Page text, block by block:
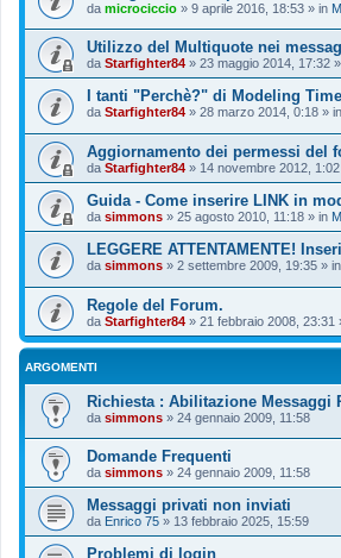
da microciccio » 9 aprile 2016, 18:53 » in
Utilizzo del Multiquote nei
da Starfighter84 » 23 maggio 2014, 17:32
I tanti "Perchè?" di Modeling
da Starfighter84 » 28 marzo 2014, 0:18 » in
Aggiornamento dei permessi del
da Starfighter84 » 14 novembre 2012, 1:02
Guida - Come inserire LINK in
da simmons » 25 agosto 2010, 11:18 » in
LEGGERE ATTENTAMENTE!
da simmons » 2 settembre 2009, 19:35 » in
Regole del Forum.
da Starfighter84 » 21 febbraio 2008, 23:31
ARGOMENTI
Richiesta : Abilitazione Messaggi
da simmons » 24 gennaio 2009, 11:58
Domande Frequenti
da simmons » 24 gennaio 2009, 11:58
Messaggi privati non inviati
da Enrico 75 » 13 febbraio 2025, 15:59
Problemi di login